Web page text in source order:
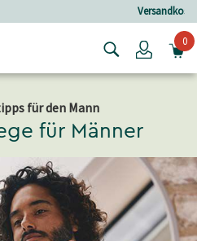
Login0
für den Mann
für Männer